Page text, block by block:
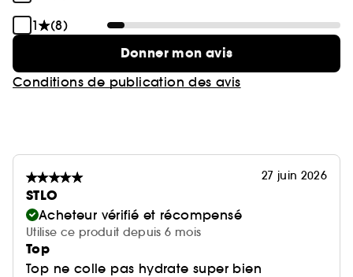
1
(8)
Donner mon avis
Conditions de publication des avis
27 juin 2026
STLO
Acheteur vérifié et récompensé
Utilise ce produit depuis 6 mois
Top
Top ne colle pas hydrate super bien